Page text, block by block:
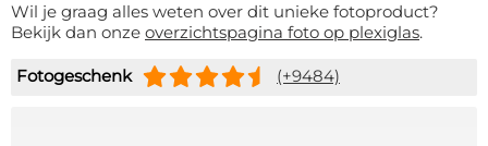
Wil je graag alles weten over dit unieke fotoproduct?
Bekijk dan onze overzichtspagina foto op plexiglas.
Fotogeschenk (+9484)